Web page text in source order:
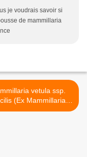
je voudrais savoir si
de mammillaria
vetula ssp.
(Ex Mammillaria
gracilis) >